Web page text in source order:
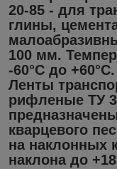
20-85 - для
глины,
100 мм.
-60°С до +60°С.
Ленты
рифленые ТУ
кварцевого
на наклонных
наклона до